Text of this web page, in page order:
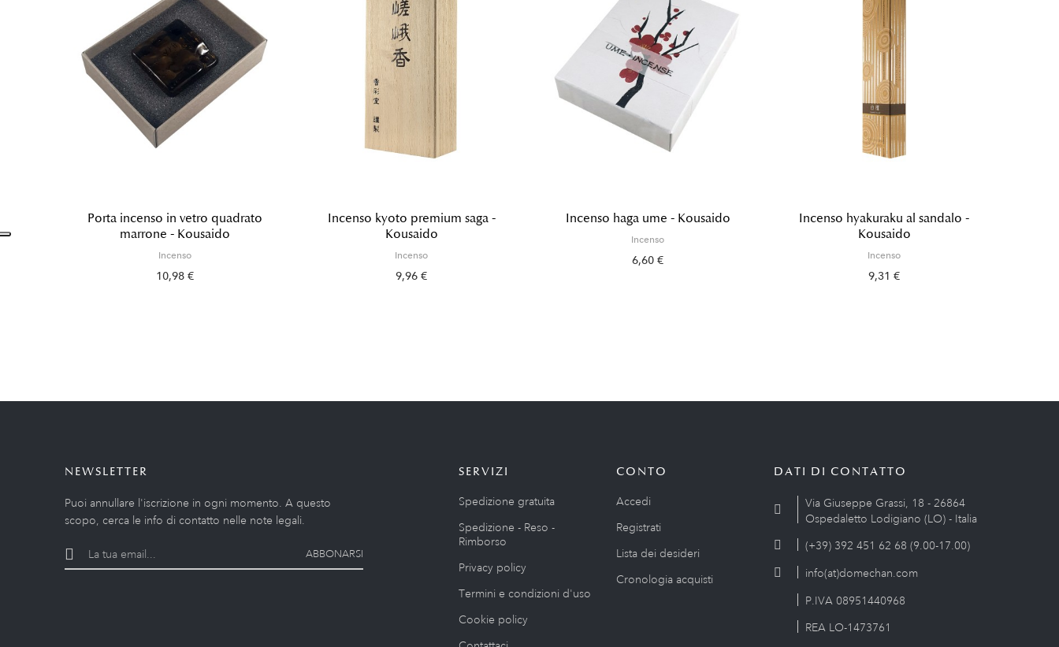
Porta incenso in vetro quadrato
marrone - Kousaido
Incenso
10,98 €
Incenso kyoto premium saga -
Kousaido
Incenso
9,96 €
Incenso haga ume - Kousaido
Incenso
6,60 €
Incenso hyakuraku al sandalo -
Kousaido
Incenso
9,31 €
NEWSLETTER
Puoi annullare l'iscrizione in ogni momento. A questo
scopo, cerca le info di contatto nelle note legali.
ABBONARSI
SERVIZI
Spedizione gratuita
Spedizione - Reso -
Rimborso
Privacy policy
Termini e condizioni d'uso
Cookie policy
CONTO
Accedi
Registrati
Lista dei desideri
Cronologia acquisti
DATI DI CONTATTO
Via Giuseppe Grassi, 18 - 26864
Ospedaletto Lodigiano (LO) - Italia
(+39) 392 451 62 68 (9.00-17.00)
info(at)domechan.com
P.IVA 08951440968
REA LO-1473761